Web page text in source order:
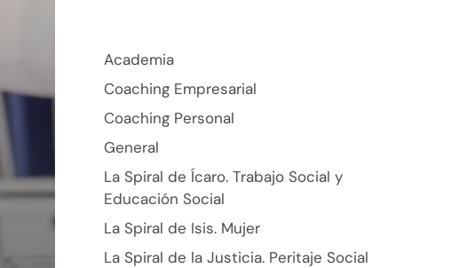
Academia
Coaching Empresarial
Coaching Personal
General
La Spiral de Ícaro. Trabajo Social y
Educación Social
La Spiral de Isis. Mujer
La Spiral de la Justicia. Peritaje Social